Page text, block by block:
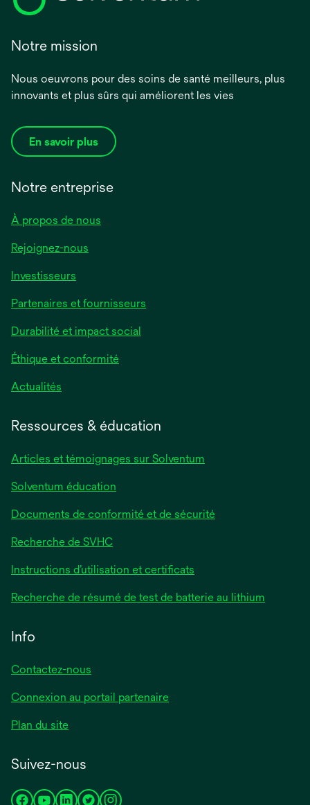
Notre mission
Nous oeuvrons pour des soins de santé meilleurs, plus
innovants et plus sûrs qui améliorent les vies
En savoir plus
Notre entreprise
À propos de nous
Rejoignez-nous
Investisseurs
Partenaires et fournisseurs
Durabilité et impact social
Éthique et conformité
Actualités
Ressources & éducation
Articles et témoignages sur Solventum
Solventum éducation
Documents de conformité et de sécurité
Recherche de SVHC
Instructions d’utilisation et certificats
Recherche de résumé de test de batterie au lithium
Info
Contactez-nous
Connexion au portail partenaire
Plan du site
Suivez-nous